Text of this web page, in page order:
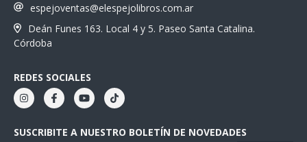
espejoventas@elespejolibros.com.ar
Deán Funes 163. Local 4 y 5. Paseo Santa Catalina.
Córdoba
REDES SOCIALES
SUSCRIBITE A NUESTRO BOLETÍN DE NOVEDADES